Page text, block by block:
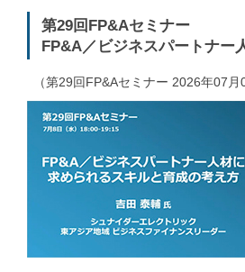
第29回FP&Aセミナー
FP&A／ビジネスパートナー
（第29回FP&Aセミナー 2026年07月